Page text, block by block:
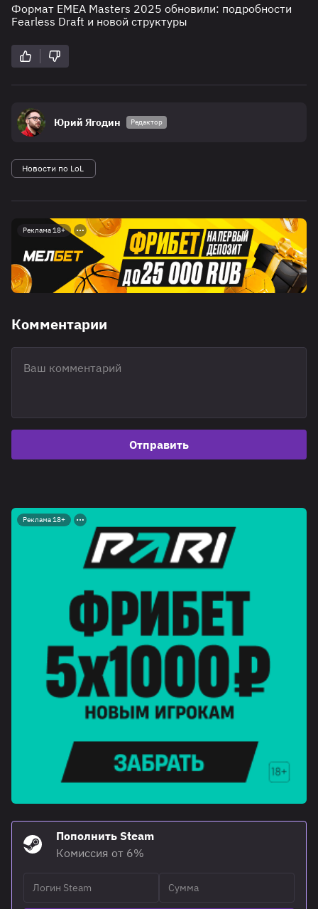
Формат EMEA Masters 2025 обновили: подробности
Fearless Draft и новой структуры
Юрий Ягодин Редактор
Новости по LoL
Реклама 18+
Комментарии
Отправить
Реклама 18+
Пополнить Steam
Комиссия от 6%